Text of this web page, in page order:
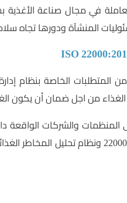
في مجال صناعة الأغذية
المنشآة ودورها تجاه
22000 مجموعة من المتطلبات
من اجل ضمان أن يكون
للتطبيق على المنظمات
آمنة للمستهكلين، كما يعد نظام